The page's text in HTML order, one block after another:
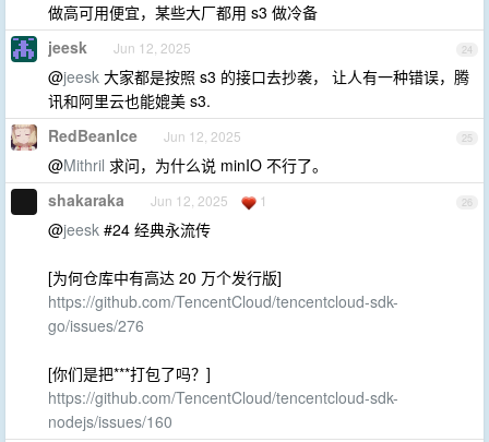
做高可用便宜，某些大厂都用 s3 做冷备
24
jeesk Jun 12, 2025
@jeesk 大家都是按照 s3 的接口去抄袭， 让人有一种错误，腾
讯和阿里云也能媲美 s3.
25
RedBeanIce Jun 12, 2025
@Mithril 求问，为什么说 minIO 不行了。
26
shakaraka Jun 12, 2025 1
@jeesk #24 经典永流传
[为何仓库中有高达 20 万个发行版]
https://github.com/TencentCloud/tencentcloud-sdk-
go/issues/276
[你们是把***打包了吗？]
https://github.com/TencentCloud/tencentcloud-sdk-
nodejs/issues/160